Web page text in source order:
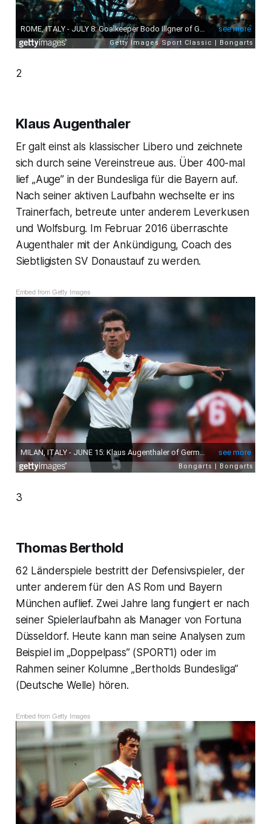
2
Klaus Augenthaler
Er galt einst als klassischer Libero und zeichnete
sich durch seine Vereinstreue aus. Über 400-mal
lief „Auge” in der Bundesliga für die Bayern auf.
Nach seiner aktiven Laufbahn wechselte er ins
Trainerfach, betreute unter anderem Leverkusen
und Wolfsburg. Im Februar 2016 überraschte
Augenthaler mit der Ankündigung, Coach des
Siebtligisten SV Donaustauf zu werden.
Embed from Getty Images
3
Thomas Berthold
62 Länderspiele bestritt der Defensivspieler, der
unter anderem für den AS Rom und Bayern
München auflief. Zwei Jahre lang fungiert er nach
seiner Spielerlaufbahn als Manager von Fortuna
Düsseldorf. Heute kann man seine Analysen zum
Beispiel im „Doppelpass” (SPORT1) oder im
Rahmen seiner Kolumne „Bertholds Bundesliga”
(Deutsche Welle) hören.
Embed from Getty Images